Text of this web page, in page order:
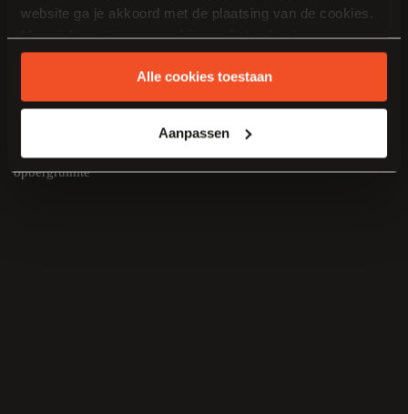
website ga je akkoord met de plaatsing van de cookies.
Meer informatie over cookies en het gebruik van
persoonsgegevens door Van Manen Keukens vind je
Alle cookies toestaan
Aanpassen